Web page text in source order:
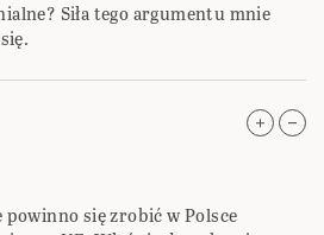
Siła tego argumentu mnie
powinno się zrobić w Polsce